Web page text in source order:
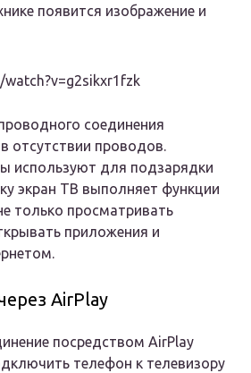
появится изображение и
соединения
отсутствии проводов.
используют для подзарядки
экран ТВ выполняет функции
только просматривать
приложения и
AirPlay
посредством AirPlay
телефон к телевизору